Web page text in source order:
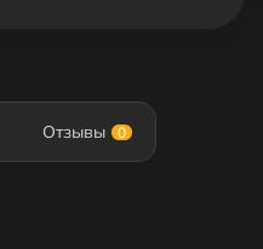
Отзывы 0